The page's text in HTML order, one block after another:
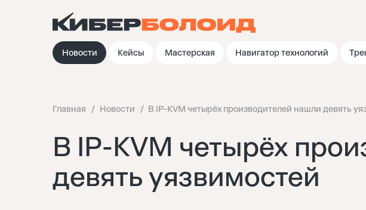
Новости Кейсы Мастерская Навигатор технологий
Главная Новости В IP-KVM четырёх производителей нашли девять
В IP-KVM четырёх
девять уязвимостей